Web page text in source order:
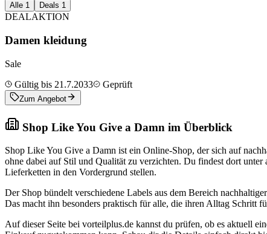
Alle 1 Deals 1
DEALAKTION
Damen kleidung
Sale
Gültig bis 21.7.2033
Geprüft
Zum Angebot
Shop Like You Give a Damn im Überblick
Shop Like You Give a Damn ist ein Online-Shop, der sich auf
ohne dabei auf Stil und Qualität zu verzichten. Du findest dort
Lieferketten in den Vordergrund stellen.
Der Shop bündelt verschiedene Labels aus dem Bereich
Das macht ihn besonders praktisch für alle, die ihren Alltag Schritt
Auf dieser Seite bei vorteilplus.de kannst du prüfen, ob es aktuell